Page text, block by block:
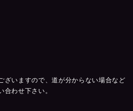
ざいますので、道が分からない場合など
合わせ下さい。